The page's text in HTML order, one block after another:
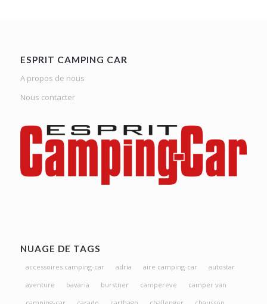
ESPRIT CAMPING CAR
A propos de nous
Nous contacter
NUAGE DE TAGS
accessoires camping-car adria aire camping-car
autostar
aventure
bavaria burstner campereve
camper van